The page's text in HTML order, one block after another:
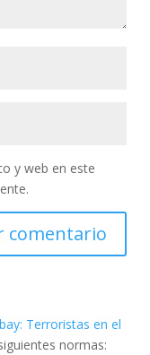
y web en este
Terroristas en el
normas: